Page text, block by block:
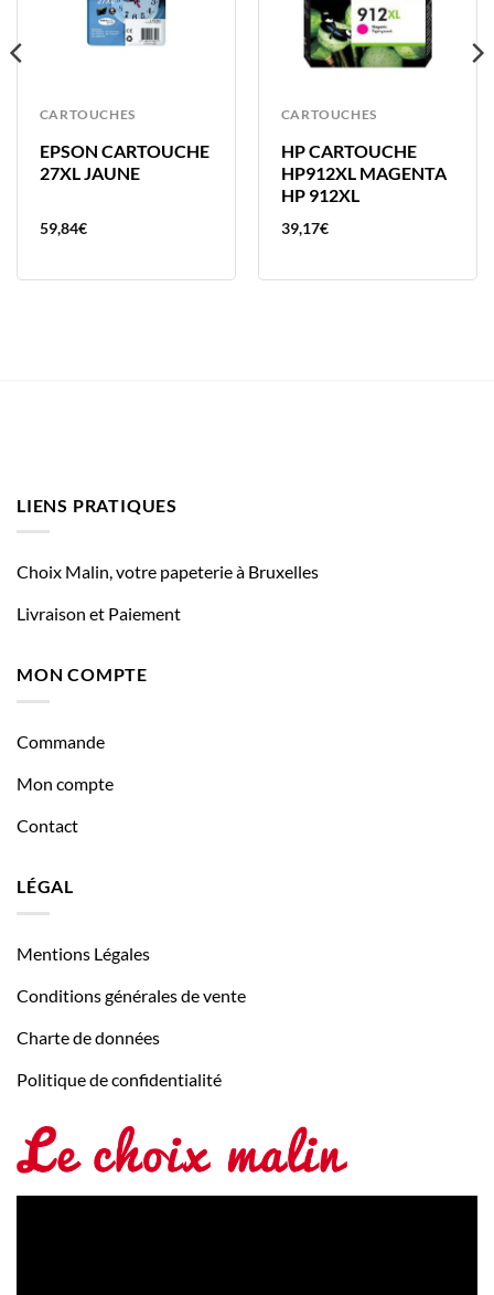
CARTOUCHES
EPSON CARTOUCHE
27XL JAUNE
59,84€
CARTOUCHES
HP CARTOUCHE
HP912XL MAGENTA
HP 912XL
39,17€
LIENS PRATIQUES
Choix Malin, votre papeterie à Bruxelles
Livraison et Paiement
MON COMPTE
Commande
Mon compte
Contact
LÉGAL
Mentions Légales
Conditions générales de vente
Charte de données
Politique de confidentialité